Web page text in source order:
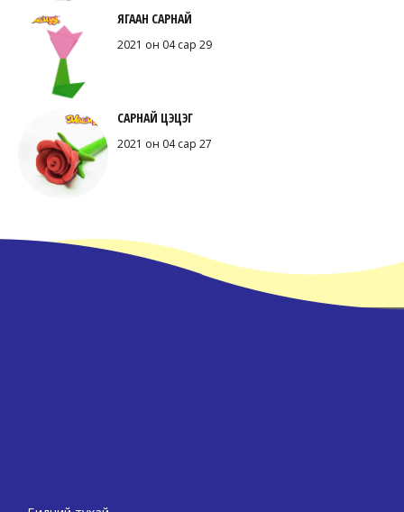
ЯГААН САРНАЙ
2021 он 04 сар 29
САРНАЙ ЦЭЦЭГ
2021 он 04 сар 27